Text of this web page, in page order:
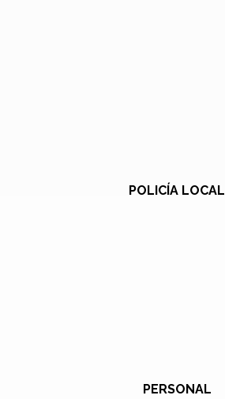
POLICÍA LOCAL
PERSONAL